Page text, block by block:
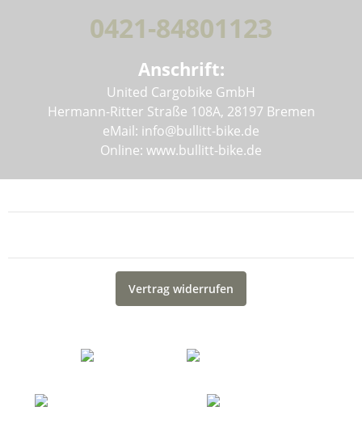
0421-84801123
Anschrift:
United Cargobike GmbH
Hermann-Ritter Straße 108A, 28197 Bremen
eMail: info@bullitt-bike.de
Online: www.bullitt-bike.de
Vertrag widerrufen